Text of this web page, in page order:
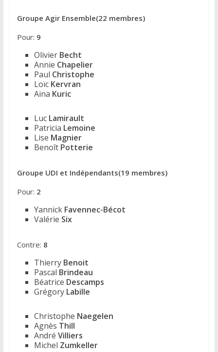
Groupe Agir Ensemble(22 membres)
Pour: 9
Olivier Becht
Annie Chapelier
Paul Christophe
Loïc Kervran
Aina Kuric
Luc Lamirault
Patricia Lemoine
Lise Magnier
Benoît Potterie
Groupe UDI et Indépendants(19 membres)
Pour: 2
Yannick Favennec-Bécot
Valérie Six
Contre: 8
Thierry Benoit
Pascal Brindeau
Béatrice Descamps
Grégory Labille
Christophe Naegelen
Agnès Thill
André Villiers
Michel Zumkeller